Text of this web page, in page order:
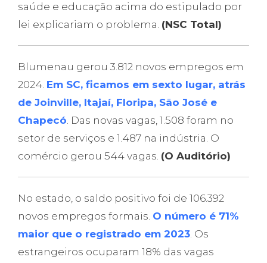
saúde e educação acima do estipulado por
lei explicariam o problema. (NSC Total)
Blumenau gerou 3.812 novos empregos em
2024. Em SC, ficamos em sexto lugar, atrás
de Joinville, Itajaí, Floripa, São José e
Chapecó. Das novas vagas, 1.508 foram no
setor de serviços e 1.487 na indústria. O
comércio gerou 544 vagas. (O Auditório)
No estado, o saldo positivo foi de 106.392
novos empregos formais. O número é 71%
maior que o registrado em 2023. Os
estrangeiros ocuparam 18% das vagas